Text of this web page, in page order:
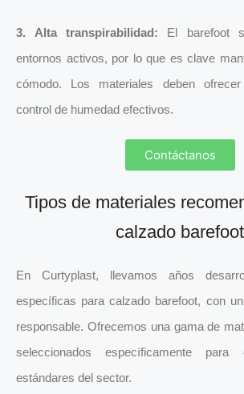
3. Alta transpirabilidad: El barefoot
entornos activos, por lo que es clave
cómodo. Los materiales deben
control de humedad efectivos.
Contáctanos
Tipos de materiales
calzado barefoot
En Curtyplast, llevamos años
específicas para calzado barefoot, con
responsable. Ofrecemos una gama de
seleccionados específicamente
estándares del sector.